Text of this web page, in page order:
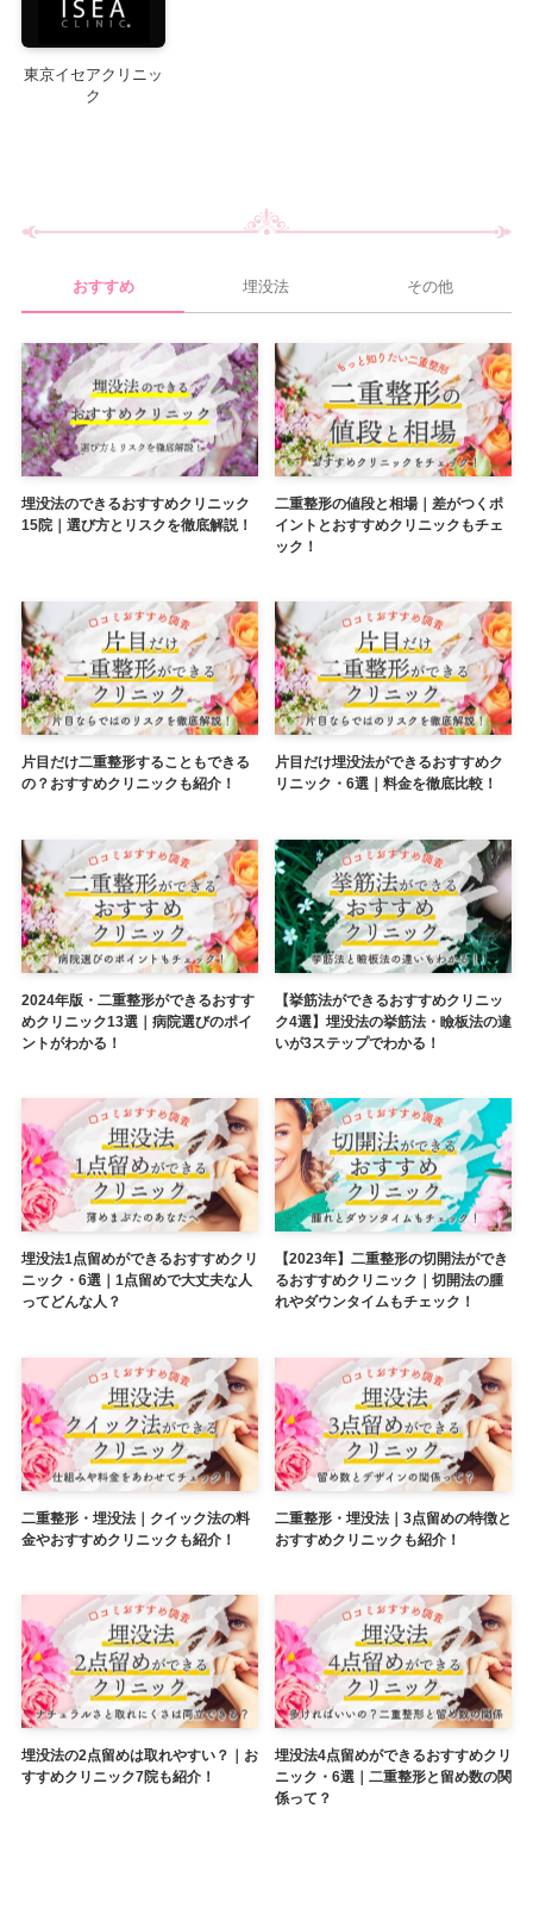
宇都宮
群馬 高崎
鹿児島
東京イセアクリニッ
ク
おすすめ 埋没法 その他
埋没法のできるおすすめクリニック
15院｜選び方とリスクを徹底解説！
二重整形の値段と相場｜差がつくポ
イントとおすすめクリニックもチェ
ック！
片目だけ二重整形することもできる
の？おすすめクリニックも紹介！
片目だけ埋没法ができるおすすめク
リニック・6選｜料金を徹底比較！
2024年版・二重整形ができるおすす
めクリニック13選｜病院選びのポイ
ントがわかる！
【挙筋法ができるおすすめクリニッ
ク4選】埋没法の挙筋法・瞼板法の違
いが3ステップでわかる！
埋没法1点留めができるおすすめクリ
ニック・6選｜1点留めで大丈夫な人
ってどんな人？
【2023年】二重整形の切開法ができ
るおすすめクリニック｜切開法の腫
れやダウンタイムもチェック！
二重整形・埋没法｜クイック法の料
金やおすすめクリニックも紹介！
二重整形・埋没法｜3点留めの特徴と
おすすめクリニックも紹介！
埋没法の2点留めは取れやすい？｜お
すすめクリニック7院も紹介！
埋没法4点留めができるおすすめクリ
ニック・6選｜二重整形と留め数の関
係って？